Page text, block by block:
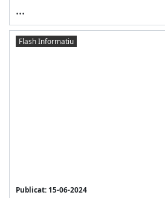
...
Flash Informatiu
Publicat: 15-06-2024